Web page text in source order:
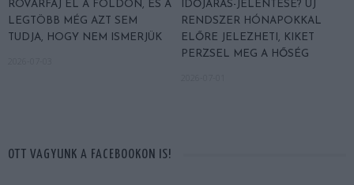
ROVARFAJ ÉL A FÖLDÖN, ÉS A
LEGTÖBB MÉG AZT SEM
TUDJA, HOGY NEM ISMERJÜK
IDŐJÁRÁS-JELENTÉSE? ÚJ
RENDSZER HÓNAPOKKAL
ELŐRE JELEZHETI, KIKET
PERZSEL MEG A HŐSÉG
OTT VAGYUNK A FACEBOOKON IS!